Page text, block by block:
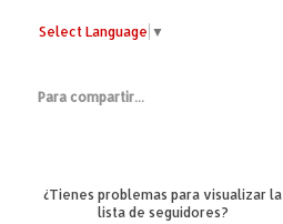
Select Language ▼
Para compartir...
¿Tienes problemas para visualizar la
lista de seguidores?